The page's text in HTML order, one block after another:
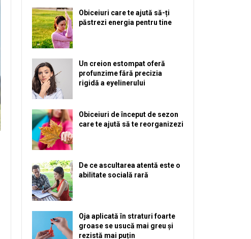
Obiceiuri care te ajută să-ți
păstrezi energia pentru tine
Un creion estompat oferă
profunzime fără precizia
rigidă a eyelinerului
Obiceiuri de început de sezon
care te ajută să te reorganizezi
De ce ascultarea atentă este o
abilitate socială rară
Oja aplicată în straturi foarte
groase se usucă mai greu și
rezistă mai puțin